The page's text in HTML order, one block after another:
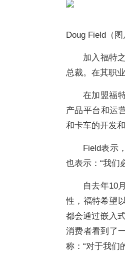
Doug Field（图
加入福特
总裁。在其职
在加盟福
产品平台和运
和卡车的开发
Field表示
也表示：“我们
自去年10
性，福特希望
都会通过嵌入
消费者看到了
称：“对于我们